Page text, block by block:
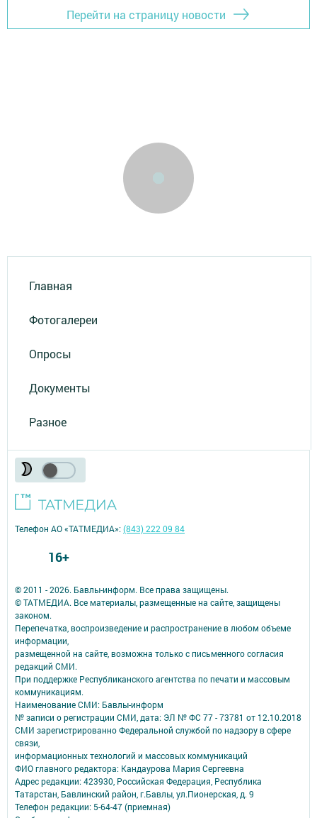
Перейти на страницу новости
Главная
Фотогалереи
Опросы
Документы
Разное
© 2011 - 2026. Бавлы-информ. Все права защищены.
© ТАТМЕДИА. Все материалы, размещенные на сайте, защищены
законом.
Перепечатка, воспроизведение и распространение в любом объеме
информации,
размещенной на сайте, возможна только с письменного согласия
редакций СМИ.
При поддержке Республиканского агентства по печати и массовым
коммуникациям.
Наименование СМИ: Бавлы-информ
№ записи о регистрации СМИ, дата: ЭЛ № ФС 77 - 73781 от 12.10.2018
СМИ зарегистрированно Федеральной службой по надзору в сфере
связи,
информационных технологий и массовых коммуникаций
ФИО главного редактора: Кандаурова Мария Сергеевна
Адрес редакции: 423930, Российская Федерация, Республика
Татарстан, Бавлинский район, г.Бавлы, ул.Пионерская, д. 9
Телефон редакции: 5-64-47 (приемная)
Телефон АО «ТАТМЕДИА»:(843) 222 09 84
16+